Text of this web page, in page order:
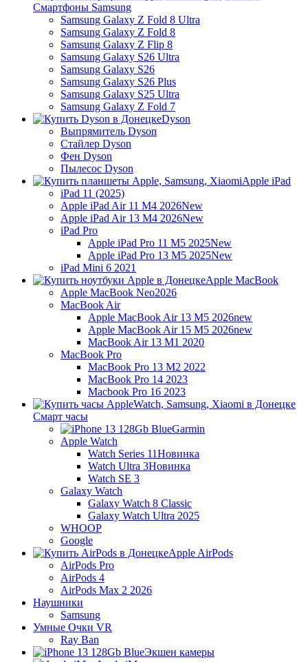
Смартфоны Samsung
Samsung Galaxy Z Fold 8 Ultra
Samsung Galaxy Z Fold 8
Samsung Galaxy Z Flip 8
Samsung Galaxy S26 Ultra
Samsung Galaxy S26
Samsung Galaxy S26 Plus
Samsung Galaxy S25 Ultra
Samsung Galaxy Z Fold 7
Dyson
Выпрямитель Dyson
Стайлер Dyson
Фен Dyson
Пылесос Dyson
Apple iPad
iPad 11 (2025)
Apple iPad Air 11 M4 2026New
Apple iPad Air 13 M4 2026New
iPad Pro
Apple iPad Pro 11 M5 2025New
Apple iPad Pro 13 M5 2025New
iPad Mini 6 2021
Apple MacBook
Apple MacBook Neo2026
MacBook Air
Apple MacBook Air 13 M5 2026new
Apple MacBook Air 15 M5 2026new
MacBook Air 13 M1 2020
MacBook Pro
MacBook Pro 13 M2 2022
MacBook Pro 14 2023
Macbook Pro 16 2023
Смарт часы
Garmin
Apple Watch
Watch Series 11Новинка
Watch Ultra 3Новинка
Watch SE 3
Galaxy Watch
Galaxy Watch 8 Classic
Galaxy Watch Ultra 2025
WHOOP
Google
Apple AirPods
AirPods Pro
AirPods 4
AirPods Max 2 2026
Наушники
Samsung
Умные Очки VR
Ray Ban
Экшен камеры